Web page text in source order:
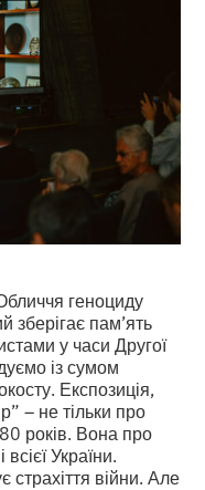
геноциду
пам’ять
у часи Другої
із сумом
Експозиція,
– не тільки про
років. Вона про
України.
страхіття війни. Але